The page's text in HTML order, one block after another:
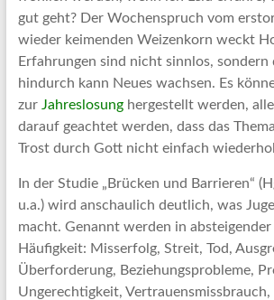
gut geht? Der Wochenspruch vom
wieder keimenden Weizenkorn weckt
Erfahrungen sind nicht sinnlos, sondern
hindurch kann Neues wachsen. Es
zur Jahreslosung hergestellt werden,
darauf geachtet werden, dass das
Trost durch Gott nicht einfach
In der Studie „Brücken und Barrieren“
u.a.) wird anschaulich deutlich, was
macht. Genannt werden in
Häufigkeit: Misserfolg, Streit, Tod,
Überforderung, Beziehungsprobleme,
Ungerechtigkeit, Vertrauensmissbrauch,